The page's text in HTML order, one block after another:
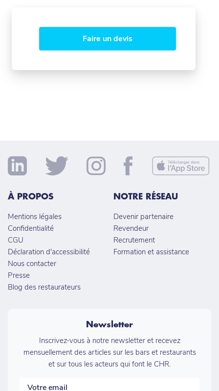
Faire un devis
À PROPOS
Mentions légales
Confidentialité
CGU
Déclaration d'accessibilité
Nous contacter
Presse
Blog des restaurateurs
NOTRE RÉSEAU
Devenir partenaire
Revendeur
Recrutement
Formation et assistance
Newsletter
Inscrivez-vous à notre newsletter et recevez
mensuellement des articles sur les bars et restaurants
et sur tous les acteurs qui font le CHR.